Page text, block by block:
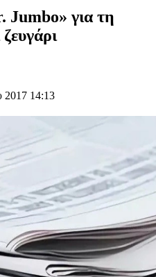
για τη
2017 14:13